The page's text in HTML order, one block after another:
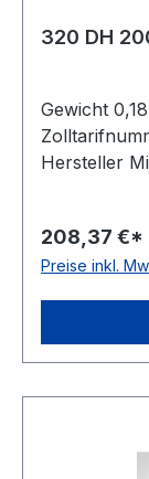
320 DH
Gewicht
Hersteller
Material
DIN 5296
208,37 €*
Preise inkl.